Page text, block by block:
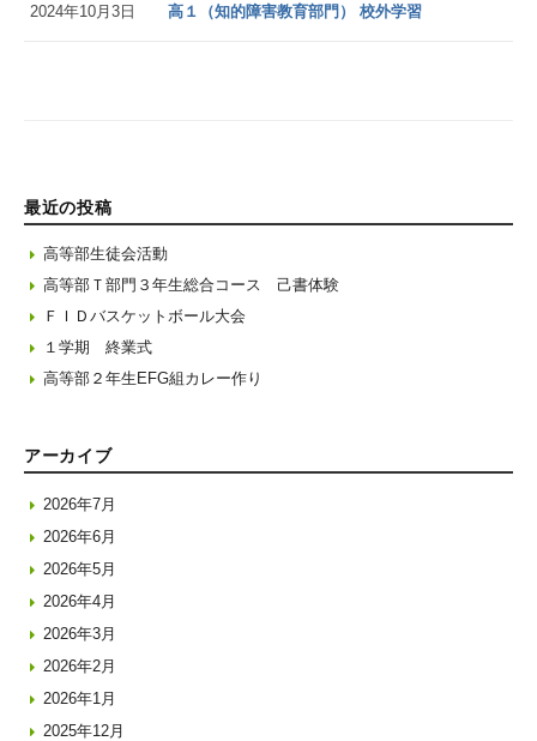
2024年10月3日 高１（知的障害教育部門） 校外学習
最近の投稿
高等部生徒会活動
高等部Ｔ部門３年生総合コース 己書体験
ＦＩＤバスケットボール大会
１学期 終業式
高等部２年生EFG組カレー作り
アーカイブ
2026年7月
2026年6月
2026年5月
2026年4月
2026年3月
2026年2月
2026年1月
2025年12月